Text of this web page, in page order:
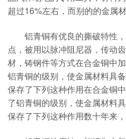
超过16%左右，而别的的金属
铝青铜有优良的撕破特性，
点，被用以脉冲阻尼器，传动
材，铸钢件等方式在合金铜中
铝青铜的级别，使金属材料具
保存了下列这种作用在合金铜
了铝青铜的级别，使金属材料
保存了下列这种作用数十年来